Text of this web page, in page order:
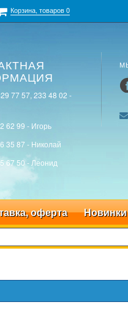
Корзина, товаров0
77 57, 233 48 02 -
62 99 - Игорь
35 87 - Николай
67 50 - Леонид
оферта Новинки